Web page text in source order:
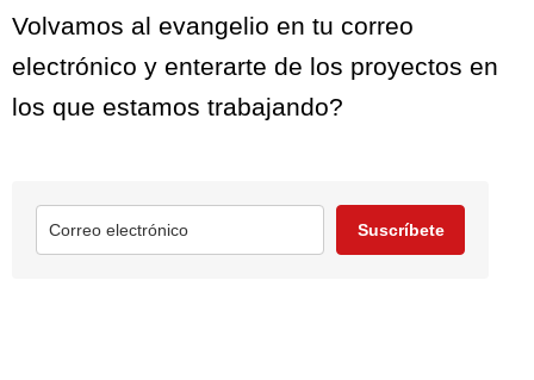
Volvamos al evangelio en tu correo
electrónico y enterarte de los proyectos en
los que estamos trabajando?
Suscríbete